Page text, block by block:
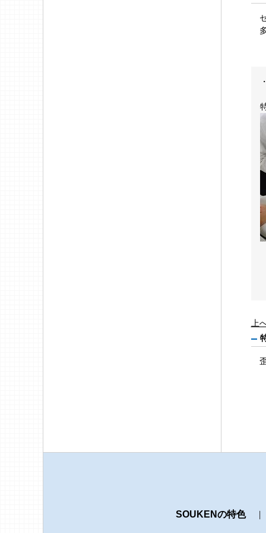
上
SOUKENの特色